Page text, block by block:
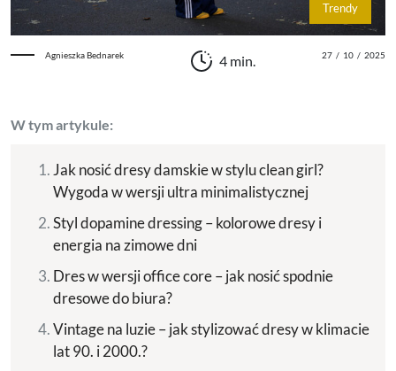
Trendy
Agnieszka Bednarek 4 min. 27 / 10 / 2025
W tym artykule:
Jak nosić dresy damskie w stylu clean girl?
Wygoda w wersji ultra minimalistycznej
Styl dopamine dressing – kolorowe dresy i
energia na zimowe dni
Dres w wersji office core – jak nosić spodnie
dresowe do biura?
Vintage na luzie – jak stylizować dresy w klimacie
lat 90. i 2000.?